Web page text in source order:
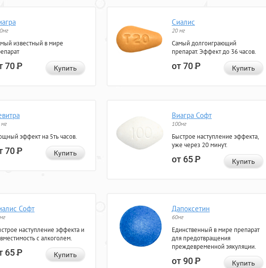
известный в мире
70Р Купить
Сиалис
20 мг
Самый долгоиграющий
препарат. Эффект до 36 часов.
от 70Р Купить
эффект на 5ть часов.
70Р Купить
Виагра Софт
100мг
Быстрое наступление эффекта,
уже через 20 минут.
от 65Р Купить
Софт
наступление эффекта и
с алкоголем.
65Р Купить
Дапоксетин
60мг
Единственный в мире препарат
для предотвращения
преждевременной эякуляции.
от 90Р Купить